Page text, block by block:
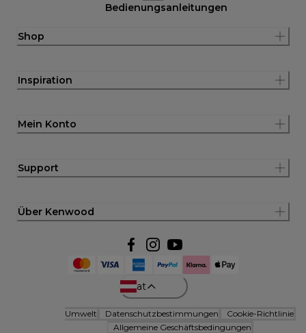
Bedienungsanleitungen
Shop
Inspiration
Mein Konto
Support
Über Kenwood
at
Umwelt Datenschutzbestimmungen
Cookie-Richtlinie
Allgemeine Geschäftsbedingungen